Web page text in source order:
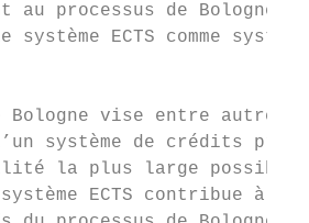
au processus de
système ECTS comme
Bologne vise entre
système de crédits
la plus large
système ECTS